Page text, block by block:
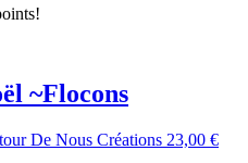
~Flocons
23,00 €